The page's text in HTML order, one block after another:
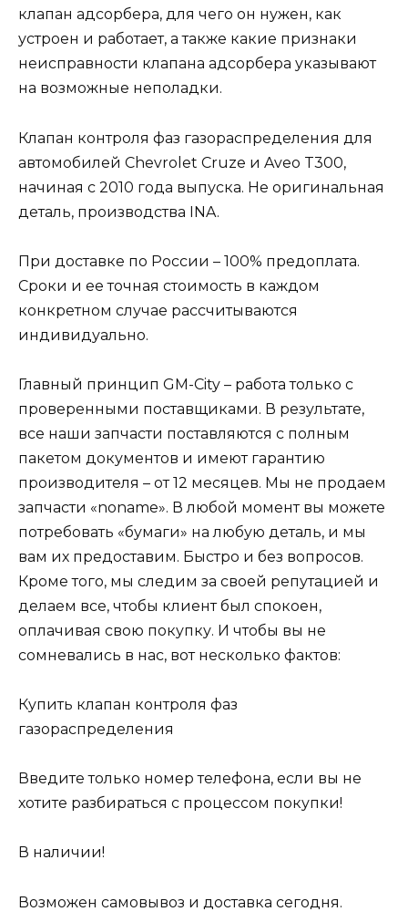
клапан адсорбера, для чего он нужен, как
устроен и работает, а также какие признаки
неисправности клапана адсорбера указывают
на возможные неполадки.
Клапан контроля фаз газораспределения для
автомобилей Chevrolet Cruze и Aveo T300,
начиная с 2010 года выпуска. Не оригинальная
деталь, производства INA.
При доставке по России – 100% предоплата.
Сроки и ее точная стоимость в каждом
конкретном случае рассчитываются
индивидуально.
Главный принцип GM-City – работа только с
проверенными поставщиками. В результате,
все наши запчасти поставляются с полным
пакетом документов и имеют гарантию
производителя – от 12 месяцев. Мы не продаем
запчасти «noname». В любой момент вы можете
потребовать «бумаги» на любую деталь, и мы
вам их предоставим. Быстро и без вопросов.
Кроме того, мы следим за своей репутацией и
делаем все, чтобы клиент был спокоен,
оплачивая свою покупку. И чтобы вы не
сомневались в нас, вот несколько фактов:
Купить клапан контроля фаз
газораспределения
Введите только номер телефона, если вы не
хотите разбираться с процессом покупки!
В наличии!
Возможен самовывоз и доставка сегодня.